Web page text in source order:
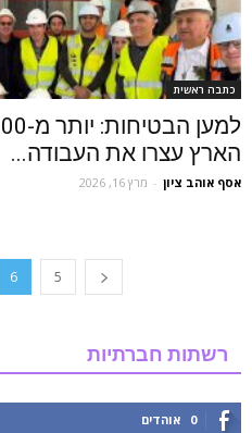
כתבה ראשית
הארץ עצרו את העבודה...
אסף אוהב ציון - מרץ 16, 2026
5
6
רשתות חברתיות
0 אוהדים